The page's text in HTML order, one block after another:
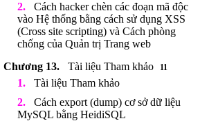
Cách hacker chèn các đoạn mã độc
vào Hệ thống bằng cách sử dụng XSS
(Cross site scripting) và Cách phòng
chống của Quản trị Trang web
Tài liệu Tham khảo
11
Tài liệu Tham khảo
Cách export (dump) cơ sở dữ liệu
MySQL bằng HeidiSQL